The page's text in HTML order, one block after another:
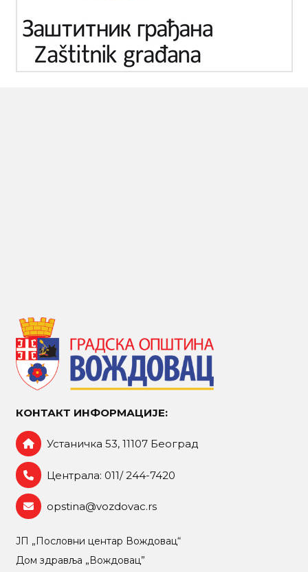
КОНТАКТ ИНФОРМАЦИЈЕ:
Устаничка 53, 11107 Београд
Централа: 011/ 244-7420
opstina@vozdovac.rs
ЈП „Пословни центар Вождовац“
Дом здравља „Вождовац”